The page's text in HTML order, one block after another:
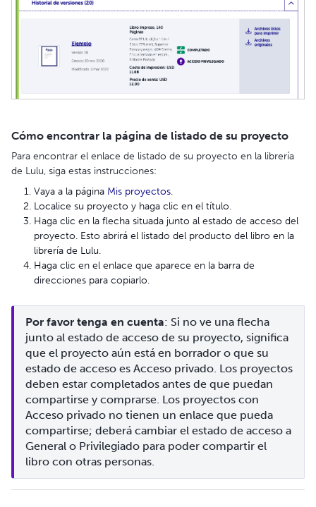
Cómo encontrar la página de listado de su proyecto
Para encontrar el enlace de listado de su proyecto en la librería
de Lulu, siga estas instrucciones:
Vaya a la página Mis proyectos.
Localice su proyecto y haga clic en el título.
Haga clic en la flecha situada junto al estado de acceso del
proyecto. Esto abrirá el listado del producto del libro en la
librería de Lulu.
Haga clic en el enlace que aparece en la barra de
direcciones para copiarlo.
Por favor tenga en cuenta: Si no ve una flecha
junto al estado de acceso de su proyecto, significa
que el proyecto aún está en borrador o que su
estado de acceso es Acceso privado. Los proyectos
deben estar completados antes de que puedan
compartirse y comprarse. Los proyectos con
Acceso privado no tienen un enlace que pueda
compartirse; deberá cambiar el estado de acceso a
General o Privilegiado para poder compartir el
libro con otras personas.